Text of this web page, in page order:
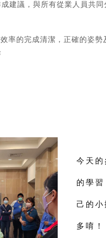
建議，與所有從業人員共同
率的完成清潔，正確的姿勢
今天
的學
己的
多唷！